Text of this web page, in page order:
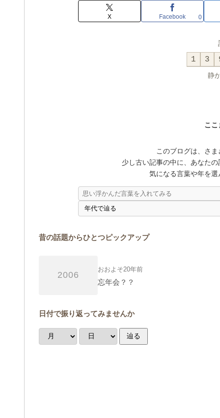
X Facebook 0
1 3
静
ここ
このブログは、さ
少し古い記事の中に、あなた
気になる言葉や年を
昔の話題からひとつピックアップ
2006
おおよそ20年前
忘年会？？
日付で振り返ってみませんか
辿る